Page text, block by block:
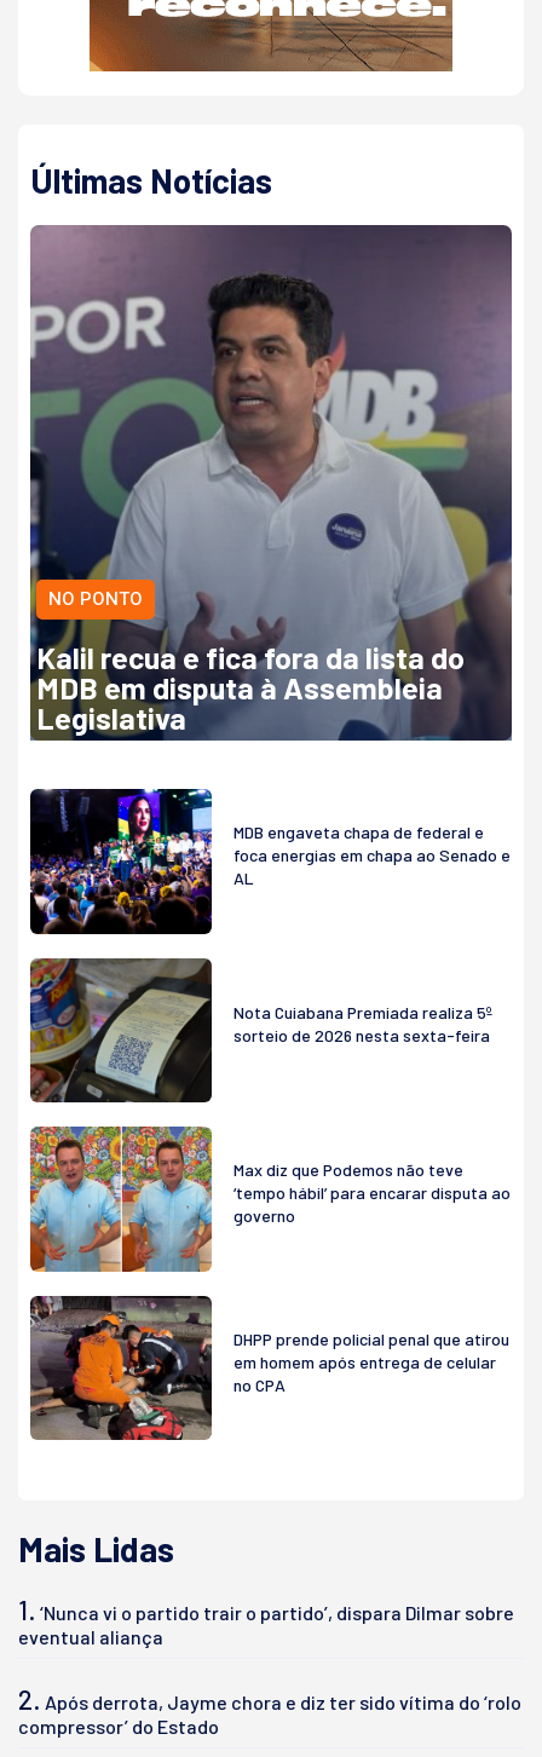
Últimas Notícias
NO PONTO
Kalil recua e fica fora da lista do
MDB em disputa à Assembleia
Legislativa
MDB engaveta chapa de federal e
foca energias em chapa ao Senado e
AL
Nota Cuiabana Premiada realiza 5º
sorteio de 2026 nesta sexta-feira
Max diz que Podemos não teve
‘tempo hábil’ para encarar disputa ao
governo
DHPP prende policial penal que atirou
em homem após entrega de celular
no CPA
Mais Lidas
1. ‘Nunca vi o partido trair o partido’, dispara Dilmar sobre
eventual aliança
2. Após derrota, Jayme chora e diz ter sido vítima do ‘rolo
compressor’ do Estado